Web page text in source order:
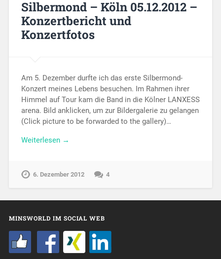
Silbermond – Köln 05.12.2012 –
Konzertbericht und
Konzertfotos
Am 5. Dezember durfte ich das erste Silbermond-
Konzert meines Lebens besuchen. Im Rahmen ihrer
Himmel auf Tour kam die Band in die Kölner LANXESS
arena. Bild anklicken, um zur Bildergalerie zu gelangen
(Click picture to be forwarded to the gallery)…
Weiterlesen →
6. Dezember 2012 4
MINSWORLD IM SOCIAL WEB